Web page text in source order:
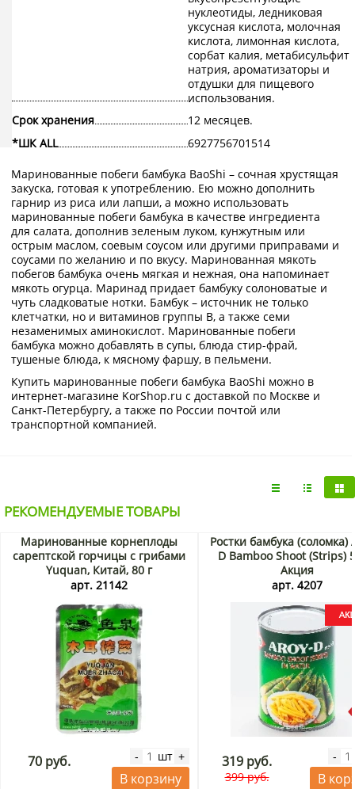
нуклеотиды, ледниковая
уксусная кислота, молочная
кислота, лимонная кислота,
сорбат калия, метабисульфит
натрия, ароматизаторы и
отдушки для пищевого
использования.
Срок хранения
12 месяцев.
*ШК ALL
6927756701514
Маринованные побеги бамбука BaoShi – сочная хрустящая
закуска, готовая к употреблению. Ею можно дополнить
гарнир из риса или лапши, а можно использовать
маринованные побеги бамбука в качестве ингредиента
для салата, дополнив зеленым луком, кунжутным или
острым маслом, соевым соусом или другими приправами и
соусами по желанию и по вкусу. Маринованная мякоть
побегов бамбука очень мягкая и нежная, она напоминает
мякоть огурца. Маринад придает бамбуку солоноватые и
чуть сладковатые нотки. Бамбук – источник не только
клетчатки, но и витаминов группы В, а также семи
незаменимых аминокислот. Маринованные побеги
бамбука можно добавлять в супы, блюда стир-фрай,
тушеные блюда, к мясному фаршу, в пельмени.
Купить маринованные побеги бамбука BaoShi можно в
интернет-магазине KorShop.ru с доставкой по Москве и
Санкт-Петербургу, а также по России почтой или
транспортной компанией.
РЕКОМЕНДУЕМЫЕ ТОВАРЫ
Маринованные корнеплоды
сарептской горчицы с грибами
Yuquan, Китай, 80 г
арт. 21142
70 руб. - шт +
В корзину
Ростки бамбука (соломка)
D Bamboo Shoot (Strips)
Акция
арт. 4207
319 руб.
399 руб.
-
В